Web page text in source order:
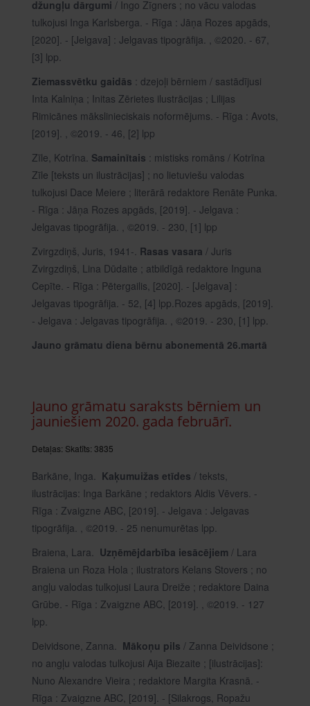
džungļu dārgumi / Ingo Zīgners ; no vācu valodas
tulkojusi Inga Karlsberga. - Rīga : Jāņa Rozes apgāds,
[2020]. - [Jelgava] : Jelgavas tipogrāfija. , ©2020. - 67,
[3] lpp.
Ziemassvētku gaidās : dzejoļi bērniem / sastādījusi
Inta Kalniņa ; Initas Zērietes ilustrācijas ; Lilijas
Rimicānes mākslinieciskais noformējums. - Rīga : Avots,
[2019]. , ©2019. - 46, [2] lpp
Zīle, Kotrīna. Samainītais : mistisks romāns / Kotrīna
Zīle [teksts un ilustrācijas] ; no lietuviešu valodas
tulkojusi Dace Meiere ; literārā redaktore Renāte Punka.
- Rīga : Jāņa Rozes apgāds, [2019]. - Jelgava :
Jelgavas tipogrāfija. , ©2019. - 230, [1] lpp
Zvirgzdiņš, Juris, 1941-. Rasas vasara / Juris
Zvirgzdiņš, Lina Dūdaite ; atbildīgā redaktore Inguna
Cepīte. - Rīga : Pētergailis, [2020]. - [Jelgava] :
Jelgavas tipogrāfija. - 52, [4] lpp.Rozes apgāds, [2019].
- Jelgava : Jelgavas tipogrāfija. , ©2019. - 230, [1] lpp.
Jauno grāmatu diena bērnu abonementā 26.martā
Jauno grāmatu saraksts bērniem un
jauniešiem 2020. gada februārī.
Detaļas: Skatīts: 3835
Barkāne, Inga. Kaķumuižas etīdes / teksts,
ilustrācijas: Inga Barkāne ; redaktors Aldis Vēvers. -
Rīga : Zvaigzne ABC, [2019]. - Jelgava : Jelgavas
tipogrāfija. , ©2019. - 25 nenumurētas lpp.
Braiena, Lara. Uzņēmējdarbība iesācējiem / Lara
Braiena un Roza Hola ; ilustrators Kelans Stovers ; no
angļu valodas tulkojusi Laura Dreiže ; redaktore Daina
Grūbe. - Rīga : Zvaigzne ABC, [2019]. , ©2019. - 127
lpp.
Deividsone, Zanna. Mākoņu pils / Zanna Deividsone ;
no angļu valodas tulkojusi Aija Biezaite ; [ilustrācijas]:
Nuno Alexandre Vieira ; redaktore Margita Krasnā. -
Rīga : Zvaigzne ABC, [2019]. - [Silakrogs, Ropažu